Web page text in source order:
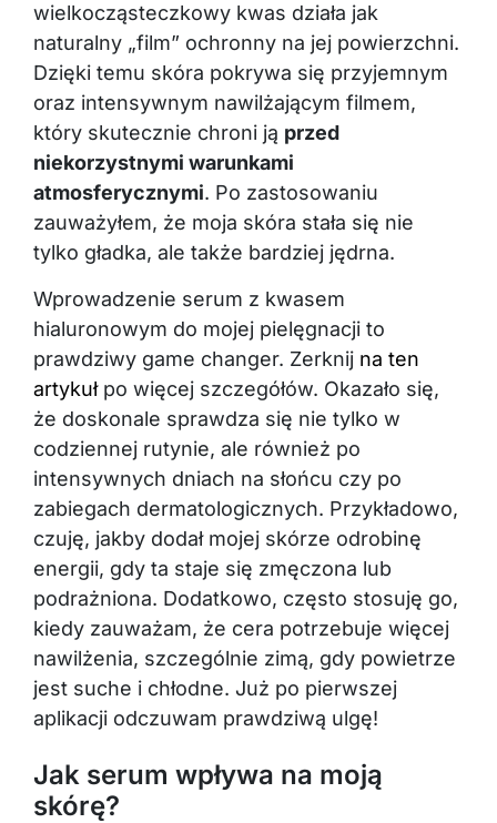
wielkocząsteczkowy kwas działa jak
naturalny „film” ochronny na jej powierzchni.
Dzięki temu skóra pokrywa się przyjemnym
oraz intensywnym nawilżającym filmem,
który skutecznie chroni ją przed
niekorzystnymi warunkami
atmosferycznymi. Po zastosowaniu
zauważyłem, że moja skóra stała się nie
tylko gładka, ale także bardziej jędrna.
Wprowadzenie serum z kwasem
hialuronowym do mojej pielęgnacji to
prawdziwy game changer. Zerknij na ten
artykułpo więcej szczegółów. Okazało się,
że doskonale sprawdza się nie tylko w
codziennej rutynie, ale również po
intensywnych dniach na słońcu czy po
zabiegach dermatologicznych. Przykładowo,
czuję, jakby dodał mojej skórze odrobinę
energii, gdy ta staje się zmęczona lub
podrażniona. Dodatkowo, często stosuję go,
kiedy zauważam, że cera potrzebuje więcej
nawilżenia, szczególnie zimą, gdy powietrze
jest suche i chłodne. Już po pierwszej
aplikacji odczuwam prawdziwą ulgę!
Jak serum wpływa na moją
skórę?